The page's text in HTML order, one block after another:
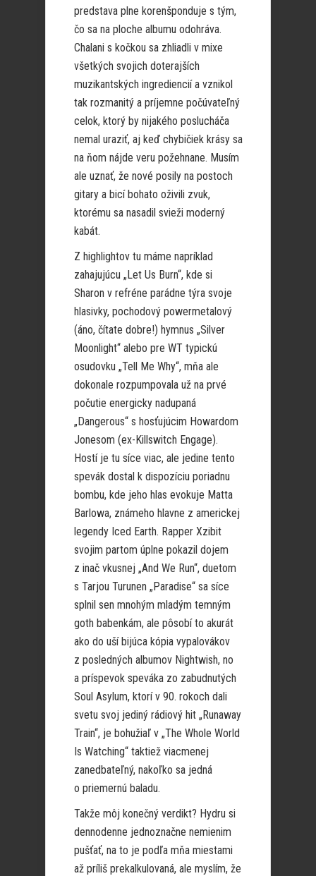
predstava plne korenšponduje s tým,
čo sa na ploche albumu odohráva.
Chalani s kočkou sa zhliadli v mixe
všetkých svojich doterajších
muzikantských ingrediencií a vznikol
tak rozmanitý a príjemne počúvateľný
celok, ktorý by nijakého poslucháča
nemal uraziť, aj keď chybičiek krásy sa
na ňom nájde veru požehnane. Musím
ale uznať, že nové posily na postoch
gitary a bicí bohato oživili zvuk,
ktorému sa nasadil svieži moderný
kabát.
Z highlightov tu máme napríklad
zahajujúcu „Let Us Burn“, kde si
Sharon v refréne parádne týra svoje
hlasivky, pochodový powermetalový
(áno, čítate dobre!) hymnus „Silver
Moonlight“ alebo pre WT typickú
osudovku „Tell Me Why“, mňa ale
dokonale rozpumpovala už na prvé
počutie energicky nadupaná
„Dangerous“ s hosťujúcim Howardom
Jonesom (ex-Killswitch Engage).
Hostí je tu síce viac, ale jedine tento
spevák dostal k dispozíciu poriadnu
bombu, kde jeho hlas evokuje Matta
Barlowa, známeho hlavne z americkej
legendy Iced Earth. Rapper Xzibit
svojim partom úplne pokazil dojem
z inač vkusnej „And We Run“, duetom
s Tarjou Turunen „Paradise“ sa síce
splnil sen mnohým mladým temným
goth babenkám, ale pôsobí to akurát
ako do uší bijúca kópia vypalovákov
z posledných albumov Nightwish, no
a príspevok speváka zo zabudnutých
Soul Asylum, ktorí v 90. rokoch dali
svetu svoj jediný rádiový hit „Runaway
Train“, je bohužiaľ v „The Whole World
Is Watching“ taktiež viacmenej
zanedbateľný, nakoľko sa jedná
o priemernú baladu.
Takže môj konečný verdikt? Hydru si
dennodenne jednoznačne nemienim
pušťať, na to je podľa mňa miestami
až príliš prekalkulovaná, ale myslím, že